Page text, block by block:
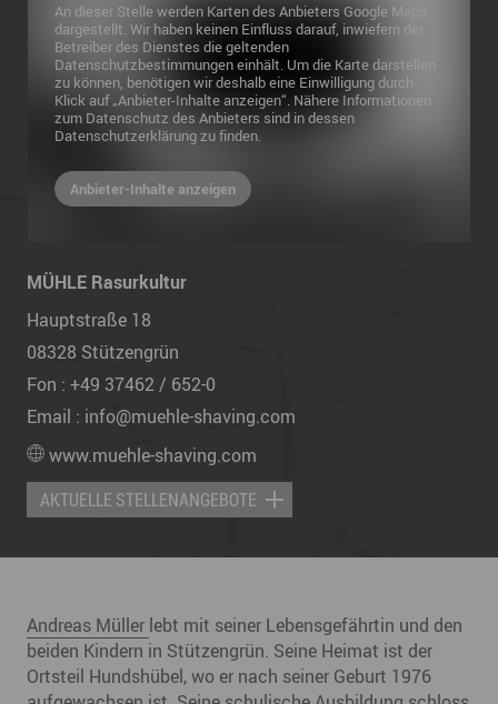
An dieser Stelle werden Karten des Anbieters Google Maps
dargestellt. Wir haben keinen Einfluss darauf, inwiefern der
Betreiber des Dienstes die geltenden
Datenschutzbestimmungen einhält. Um die Karte darstellen
zu können, benötigen wir deshalb eine Einwilligung durch
Klick auf „Anbieter-Inhalte anzeigen“. Nähere Informationen
zum Datenschutz des Anbieters sind in dessen
Datenschutzerklärung zu finden.
Anbieter-Inhalte anzeigen
MÜHLE Rasurkultur
Hauptstraße 18
08328 Stützengrün
Fon : +49 37462 / 652-0
Email : info@muehle-shaving.com
www.muehle-shaving.com
AKTUELLE STELLENANGEBOTE
Andreas Müller lebt mit seiner Lebensgefährtin und den
beiden Kindern in Stützengrün. Seine Heimat ist der
Ortsteil Hundshübel, wo er nach seiner Geburt 1976